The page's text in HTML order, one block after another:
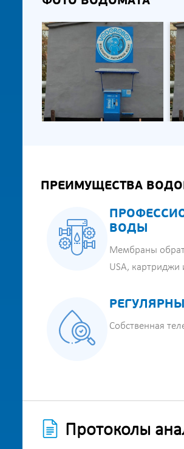
ПРЕИМУЩЕСТВА
ВОДЫ
Мембраны
USA,
Собственная
Протоколы